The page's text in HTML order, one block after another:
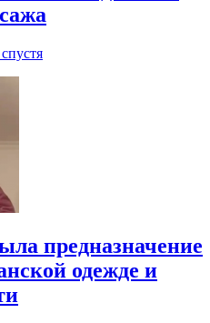
предназначение
одежде и